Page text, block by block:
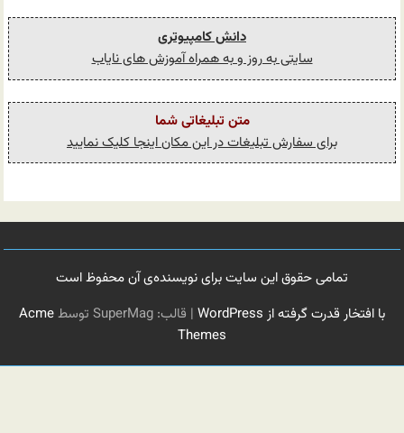
دانش کامپیوتری
سایتی به روز و به همراه آموزش های نایاب
متن تبلیغاتی شما
برای سفارش تبلیغات در این مکان اینجا کلیک نمایید
تمامی حقوق این سایت برای نویسنده‌ی آن محفوظ است
با افتخار قدرت گرفته از WordPress
| قالب: SuperMag توسط
Acme
Themes